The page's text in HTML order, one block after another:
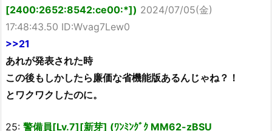
[2400:2652:8542:ce00:*]) 2024/07/05(金)
17:48:43.50 ID:Wvag7Lew0
>>21
あれが発表された時
この後もしかしたら廉価な省機能版あるんじゃね？！
とワクワクしたのに。
25: 警備員[Lv.7][新芽] (ﾜﾝﾐﾝｸﾞｸ MM62-zBSU